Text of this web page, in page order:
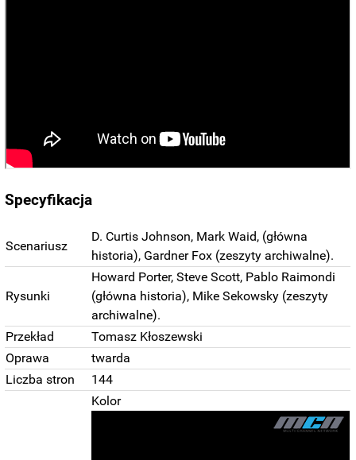
Specyfikacja
Scenariusz
D. Curtis Johnson, Mark Waid, (główna
historia), Gardner Fox (zeszyty archiwalne).
Rysunki
Howard Porter, Steve Scott, Pablo Raimondi
(główna historia), Mike Sekowsky (zeszyty
archiwalne).
Przekład
Tomasz Kłoszewski
Oprawa
twarda
Liczba stron
144
Kolor